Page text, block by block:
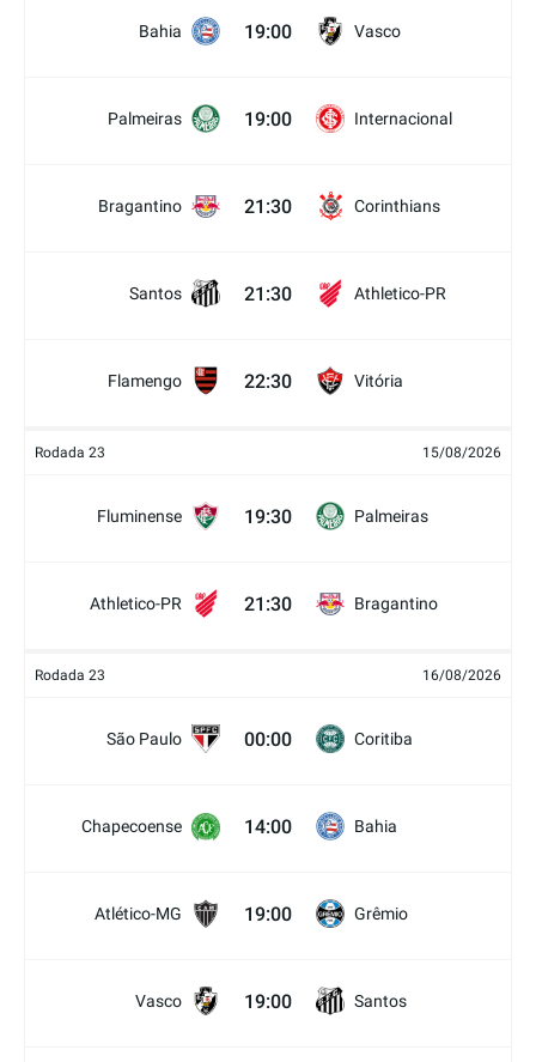
Bahia 19:00 Vasco
Palmeiras 19:00 Internacional
Bragantino 21:30 Corinthians
Santos 21:30 Athletico-PR
Flamengo 22:30 Vitória
Rodada 23 15/08/2026
Fluminense 19:30 Palmeiras
Athletico-PR 21:30 Bragantino
Rodada 23 16/08/2026
São Paulo 00:00 Coritiba
Chapecoense 14:00 Bahia
Atlético-MG 19:00 Grêmio
Vasco 19:00 Santos